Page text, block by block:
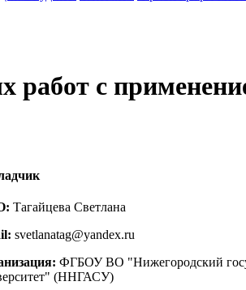
с
Тагайцева Светлана
svetlanatag@yandex.ru
ФГБОУ ВО "Нижегородский
(ННГАСУ)